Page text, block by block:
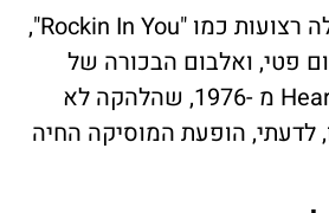
הרשימת הסטים כללה רצועות כמו "Rockin In You",
פטי, ואלבום הבכורה של
הלהקה Heartbreakerss מ -1976, שהלהקה לא
מאז 1983. זהו, לדעתי, הופעת המוסיקה החיה